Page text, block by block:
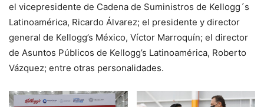
el vicepresidente de Cadena de Suministros de Kellogg´s
Latinoamérica, Ricardo Álvarez; el presidente y director
general de Kellogg’s México, Víctor Marroquín; el director
de Asuntos Públicos de Kellogg’s Latinoamérica, Roberto
Vázquez; entre otras personalidades.